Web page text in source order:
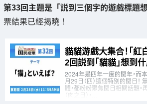
第33回主題是「説到三個字的遊戲標題想
票結果已經揭曉！